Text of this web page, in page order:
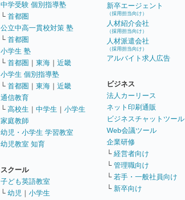
中学受験 個別指導塾
└ 首都圏
公立中高一貫校対策 塾
└ 首都圏
小学生 塾
└ 首都圏 ｜ 東海 ｜ 近畿
小学生 個別指導塾
└ 首都圏 ｜ 東海 ｜ 近畿
通信教育
└ 高校生 ｜ 中学生 ｜ 小学生
家庭教師
幼児・小学生 学習教室
幼児教室 知育
スクール
子ども英語教室
└ 幼児 ｜ 小学生
新卒エージェント
（採用担当向け）
人材紹介会社
（採用担当向け）
人材派遣会社
（採用担当向け）
アルバイト求人広告
ビジネス
法人カーリース
ネット印刷通販
ビジネスチャットツール
Web会議ツール
企業研修
└ 経営者向け
└ 管理職向け
└ 若手・一般社員向け
└ 新卒向け